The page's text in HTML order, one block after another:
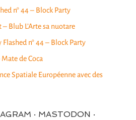
n° 44 – Block Party
Blub L’Arte sa nuotare
Flashed n° 44 – Block Party
de Coca
Spatiale Européenne avec des
· MASTODON ·